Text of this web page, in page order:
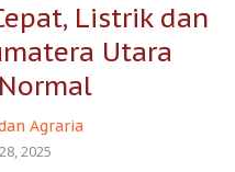
Listrik dan
Utara
Agraria
2025